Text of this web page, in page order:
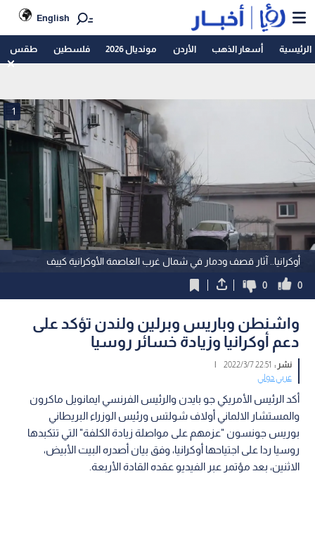
English
الرئيسية أسعار الذهب الأردن مونديال 2026 فلسطين طقس
أوكرانيا.. آثار قصف ودمار في شمال غرب العاصمة الأوكرانية كييف
1
0
0
واشنطن وباريس وبرلين ولندن تؤكد على
دعم أوكرانيا وزيادة خسائر روسيا
نشر : 22:51 2022/3/7
|
عربي دولي
أكد الرئيس الأمريكي جو بايدن والرئيس الفرنسي ايمانويل ماكرون
والمستشار الالماني أولاف شولتس ورئيس الوزراء البريطاني
بوريس جونسون "عزمهم على مواصلة زيادة الكلفة" التي تتكبدها
روسيا ردا على اجتياحها أوكرانيا، وفق بيان أصدره البيت الأبيض،
الاثنين، بعد مؤتمر عبر الفيديو عقده القادة الأربعة.